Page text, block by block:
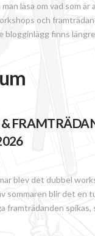
läsa om vad som
och
blogginlägg finns
blev det dubbel
sommaren blir det en
framträdanden spikas,